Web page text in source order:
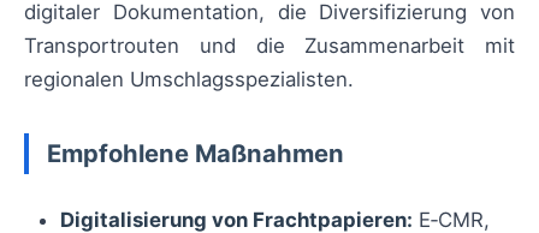
digitaler Dokumentation, die Diversifizierung von
Transportrouten und die Zusammenarbeit mit
regionalen Umschlagsspezialisten.
Empfohlene Maßnahmen
Digitalisierung von Frachtpapieren: E‑CMR,